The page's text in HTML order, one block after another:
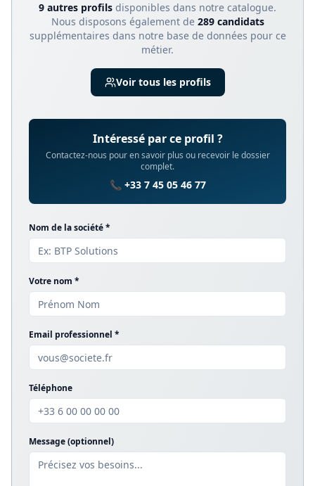
9 autres profils disponibles dans notre catalogue.
Nous disposons également de 289candidats
supplémentaires dans notre base de données pour ce
métier.
Voir tous les profils
Intéressé par ce profil ?
Contactez-nous pour en savoir plus ou recevoir le dossier
complet.
📞 +33 7 45 05 46 77
Nom de la société *
Votre nom *
Email professionnel *
Téléphone
Message (optionnel)